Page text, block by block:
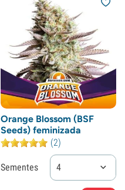
Orange Blossom (BSF
Seeds) feminizada
(2)
Sementes 4